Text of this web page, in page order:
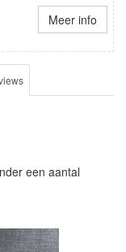
Meer info
een aantal